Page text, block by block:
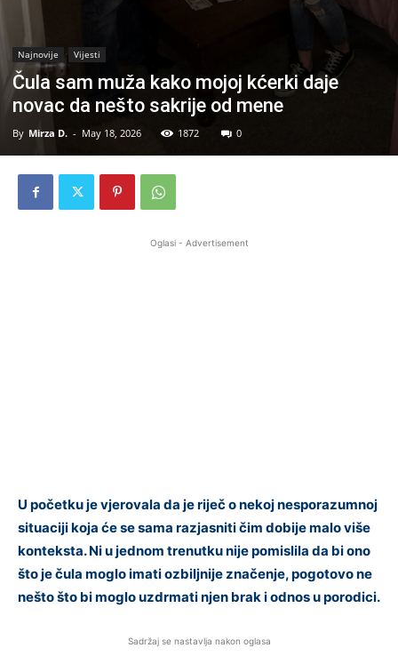
Najnovije Vijesti
Čula sam muža kako mojoj kćerki daje
novac da nešto sakrije od mene
By Mirza D. - May 18, 2026 1872 0
Oglasi - Advertisement
U početku je vjerovala da je riječ o nekoj nesporazumnoj
situaciji koja će se sama razjasniti čim dobije malo više
konteksta. Ni u jednom trenutku nije pomislila da bi ono
što je čula moglo imati ozbiljnije značenje, pogotovo ne
nešto što bi moglo uzdrmati njen brak i odnos u porodici.
Sadržaj se nastavlja nakon oglasa